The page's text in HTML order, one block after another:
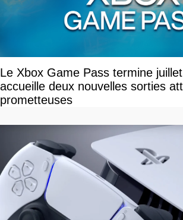
Le Xbox Game Pass termine
accueille deux nouvelles sorties
prometteuses